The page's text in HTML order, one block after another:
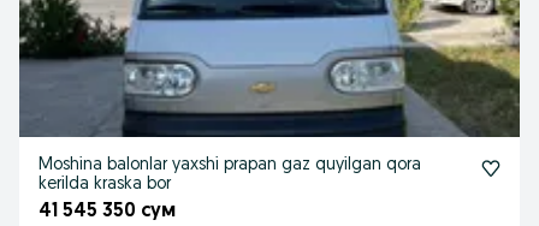
Moshina balonlar yaxshi prapan gaz quyilgan qora
kerilda kraska bor
41 545 350 сум